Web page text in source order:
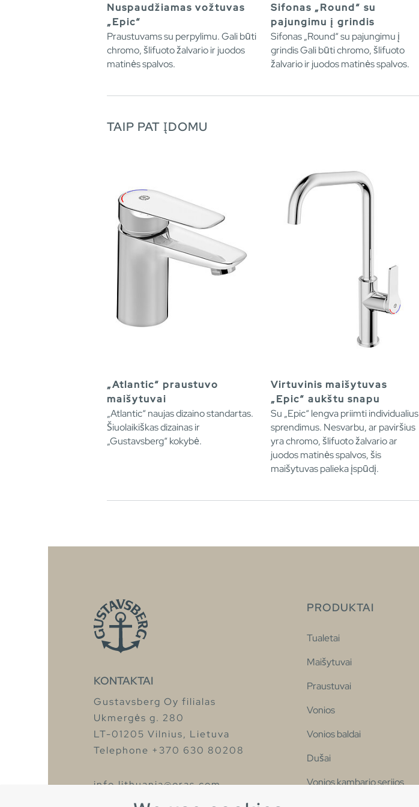
Nuspaudžiamas vožtuvas
„Epic“
Praustuvams su perpylimu. Gali būti
chromo, šlifuoto žalvario ir juodos
matinės spalvos.
Sifonas „Round“ su
pajungimu į grindis
Sifonas „Round“ su pajungimu į
grindis Gali būti chromo, šlifuoto
žalvario ir juodos matinės spalvos.
TAIP PAT ĮDOMU
„Atlantic“ praustuvo
maišytuvai
„Atlantic“ naujas dizaino standartas.
Šiuolaikiškas dizainas ir
„Gustavsberg“ kokybė.
Virtuvinis maišytuvas
„Epic“ aukštu snapu
Su „Epic“ lengva priimti individualius
sprendimus. Nesvarbu, ar paviršius
yra chromo, šlifuoto žalvario ar
juodos matinės spalvos, šis
maišytuvas palieka įspūdį.
KONTAKTAI
Gustavsberg Oy filialas
Ukmergės g. 280
LT-01205 Vilnius, Lietuva
Telephone +370 630 80208
info.lithuania@oras.com
PRODUKTAI
Tualetai
Maišytuvai
Praustuvai
Vonios
Vonios baldai
Dušai
Vonios kambario serijos